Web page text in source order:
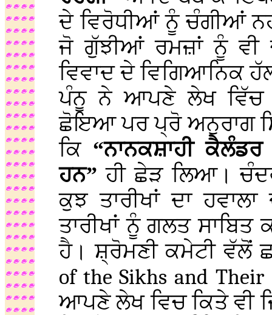
ਦੇ ਵਿਰੋਧੀਆਂ ਨੂੰ ਚੰਗੀਆਂ
ਜੋ ਗੁੱਝੀਆਂ ਰਮਜ਼ਾਂ ਨੂੰ ਵੀ
ਵਿਵਾਦ ਦੇ ਵਿਗਿਆਨਿਕ
ਪੰਨੂ ਨੇ ਆਪਣੇ ਲੇਖ ਵਿੱਚ
ਛੋਇਆ ਪਰ ਪ੍ਰੋ ਅਨੁਰਾਗ
ਕਿ “ਨਾਨਕਸ਼ਾਹੀ
ਹਨ” ਹੀ ਛੇੜ ਲਿਆ।
ਕੁਝ ਤਾਰੀਖਾਂ ਦਾ
ਤਾਰੀਖਾਂ ਨੂੰ ਗਲਤ
ਹੈ। ਸ਼੍ਰੋਮਣੀ ਕਮੇਟੀ ਵੱਲੋਂ
of the Sikhs and Their
ਆਪਣੇ ਲੇਖ ਵਿਚ ਕਿਤੇ ਵੀ